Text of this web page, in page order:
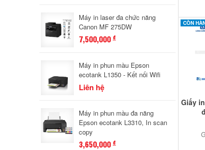
CÒN
Giấy
Máy in laser đa chức năng
Canon MF 275DW
7,500,000đ
Máy in phun màu Epson
ecotank L1350 - Kết nối Wifi
Liên hệ
Máy in phun màu đa năng
Epson ecotank L3310, In scan
copy
3,650,000đ